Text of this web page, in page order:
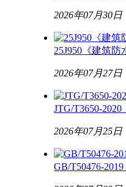
2026年07月30日
25J950《建筑防
2026年07月27日
JTG/T3650-
2026年07月25日
GB/T50476-